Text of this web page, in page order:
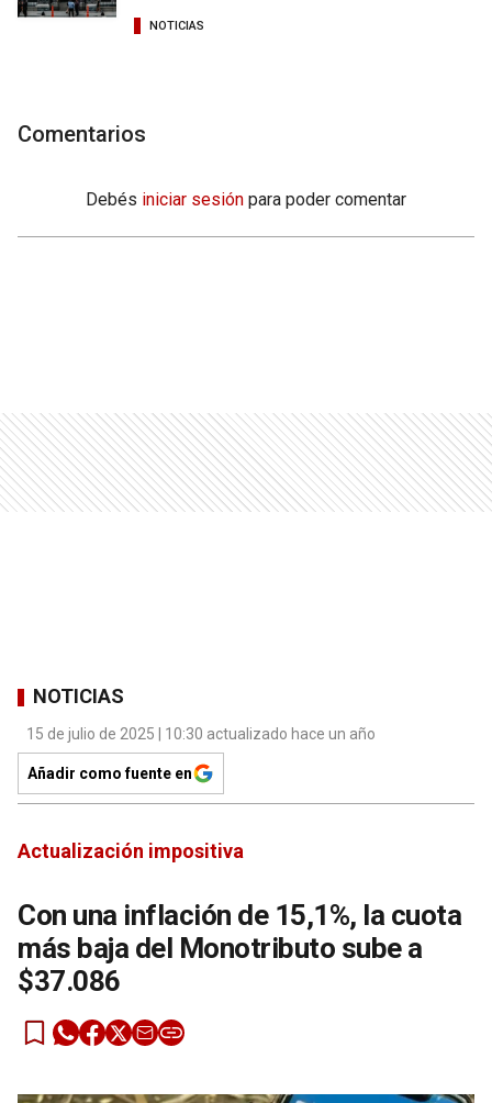
NOTICIAS
Comentarios
Debés iniciar sesión para poder comentar
NOTICIAS
15 de julio de 2025 | 10:30 actualizado hace un año
Añadir como fuente en
Actualización impositiva
Con una inflación de 15,1%, la cuota
más baja del Monotributo sube a
$37.086